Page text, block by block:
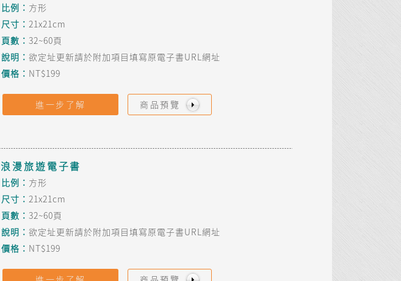
比例： 方形
尺寸：21x21cm
頁數：32~60頁
說明：欲定址更新請於附加項目填寫原電子書URL網址
價格： NT$199
進一步了解 商品預覽
浪漫旅遊電子書
比例： 方形
尺寸：21x21cm
頁數：32~60頁
說明：欲定址更新請於附加項目填寫原電子書URL網址
價格： NT$199